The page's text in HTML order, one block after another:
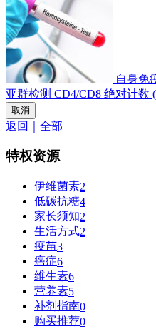
自身免
亚群检测 CD4/CD8 绝对计数
取消
返回｜全部
特权资源
伊维菌素2
低碳抗糖4
家长须知2
生活方式2
疫苗3
癌症6
维生素6
营养素5
补剂指南0
购买推荐0